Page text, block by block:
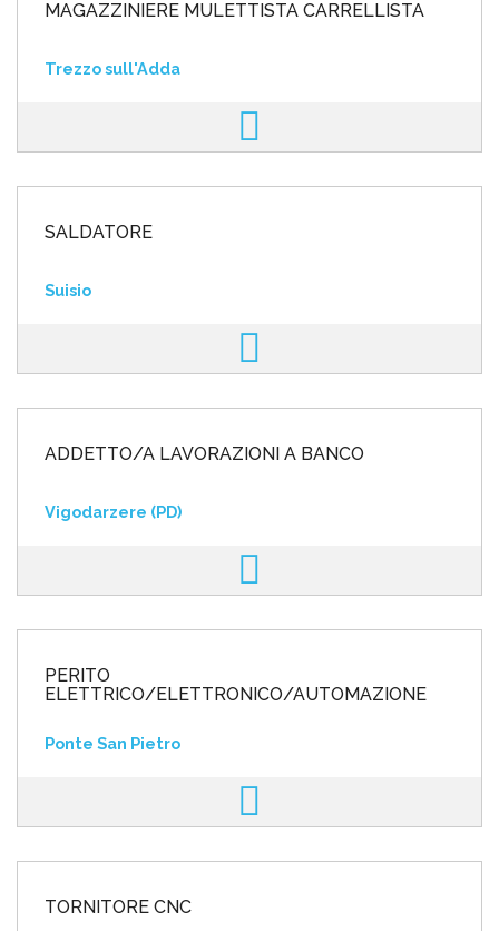
MAGAZZINIERE MULETTISTA CARRELLISTA
Trezzo sull'Adda
SALDATORE
Suisio
ADDETTO/A LAVORAZIONI A BANCO
Vigodarzere (PD)
PERITO
ELETTRICO/ELETTRONICO/AUTOMAZIONE
Ponte San Pietro
TORNITORE CNC